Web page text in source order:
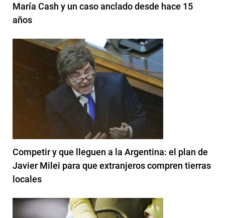
María Cash y un caso anclado desde hace 15
años
Competir y que lleguen a la Argentina: el plan de
Javier Milei para que extranjeros compren tierras
locales